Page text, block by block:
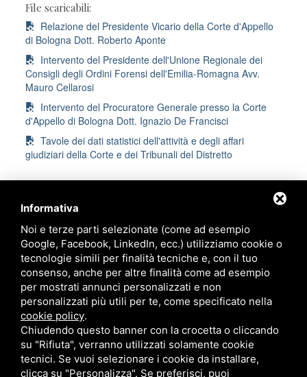
File scaricabili:
Relazione del Presidente Vicario della Corte d'Appello
di Bologna Dott. Roberto Aponte
Intervento del Presidente dell'Unione Regionale dei
Consigli degli Ordini Forensi dell'Emilia-Romagna Avv.
Mauro Cellarosi
Intervento del Procuratore Generale presso la Corte
d'Appello di Bologna Dott. Ignazio De Francisci
Tavole dei dati statistici dell'attività e degli affari
giudiziari della Corte e dei Tribunali del Distretto
Ordine degli Avvocati di Ravenna
Palazzo di Giustizia
Viale Giovanni Falcone, 67
Ravenna - 48124
Contatti
segreteria@ordineavvocatiravenna.it
Informativa
Noi e terze parti selezionate (come ad esempio
Google, Facebook, LinkedIn, ecc.) utilizziamo cookie o
tecnologie simili per finalità tecniche e, con il tuo
consenso, anche per altre finalità come ad esempio
per mostrati annunci personalizzati e non
personalizzati più utili per te, come specificato nella
cookie policy.
Chiudendo questo banner con la crocetta o cliccando
su "Rifiuta", verranno utilizzati solamente cookie
tecnici. Se vuoi selezionare i cookie da installare,
clicca su "Personalizza". Se preferisci, puoi